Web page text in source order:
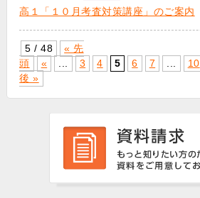
高１「１０月考査対策講座」のご案内
5 / 48
« 先
頭
« 3 4 5 6 7 10
後 »